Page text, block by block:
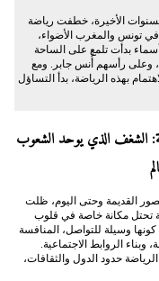
الأخيرة، خطفت رياضة
في تونس والمغرب الأضواء،
بدأت تلمع على الساحة
وعلى رأسهم أُنس جابر. ومع
بهذه الرياضة، بدأ التساؤل
الشغف الذي يوحد الشعوب
القديمة وحتى اليوم، ظلت
تحتل مكانة خاصة في قلوب
كونها وسيلة للتواصل، المنافسة
وبناء الروابط الاجتماعية.
حدود الدول والثقافات،